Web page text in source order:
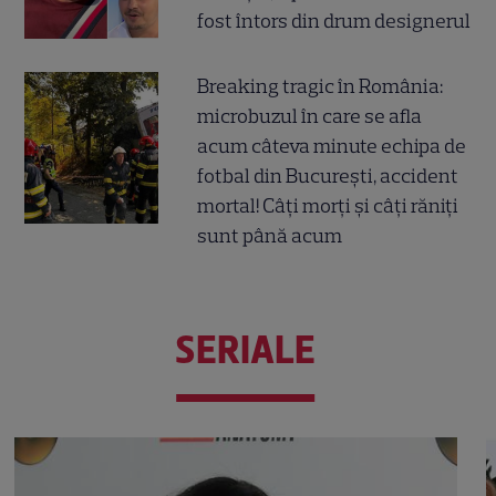
fost întors din drum designerul
Breaking tragic în România:
microbuzul în care se afla
acum câteva minute echipa de
fotbal din București, accident
mortal! Câți morți și câți răniți
sunt până acum
SERIALE